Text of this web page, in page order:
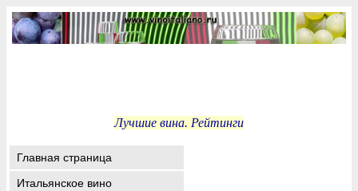
Лучшие вина. Рейтинги
Главная страница
Итальянское вино